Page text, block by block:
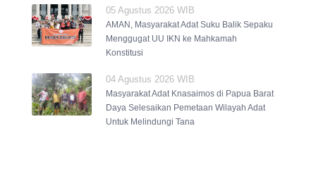
05 Agustus 2026 WIB
AMAN, Masyarakat Adat Suku Balik Sepaku
Menggugat UU IKN ke Mahkamah
Konstitusi
04 Agustus 2026 WIB
Masyarakat Adat Knasaimos di Papua Barat
Daya Selesaikan Pemetaan Wilayah Adat
Untuk Melindungi Tana